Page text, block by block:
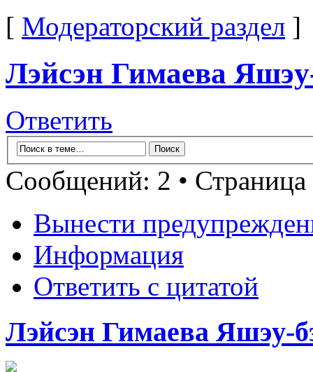
[ Модераторский раздел ]
Лэйсэн Гимаева
Ответить
Сообщений: 2 • Страница
Вынести
Информация
Ответить с цитатой
Лэйсэн Гимаева Яшэу-